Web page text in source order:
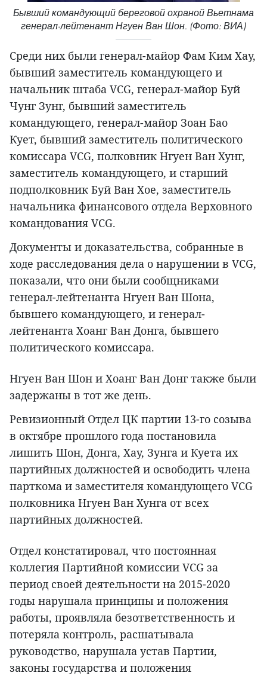
Бывший командующий береговой охраной Вьетнама
генерал-лейтенант Нгуен Ван Шон. (Фото: ВИА)
Среди них были генерал-майор Фам Ким Хау,
бывший заместитель командующего и
начальник штаба VCG, генерал-майор Буй
Чунг Зунг, бывший заместитель
командующего, генерал-майор Зоан Бао
Кует, бывший заместитель политического
комиссара VCG, полковник Нгуен Ван Хунг,
заместитель командующего, и старший
подполковник Буй Ван Хое, заместитель
начальника финансового отдела Верховного
командования VCG.
Документы и доказательства, собранные в
ходе расследования дела о нарушении в VCG,
показали, что они были сообщниками
генерал-лейтенанта Нгуен Ван Шона,
бывшего командующего, и генерал-
лейтенанта Хоанг Ван Донга, бывшего
политического комиссара.
Нгуен Ван Шон и Хоанг Ван Донг также были
задержаны в тот же день.
Ревизионный Отдел ЦК партии 13-го созыва
в октябре прошлого года постановила
лишить Шон, Донга, Хау, Зунга и Куета их
партийных должностей и освободить члена
парткома и заместителя командующего VCG
полковника Нгуен Ван Хунга от всех
партийных должностей.
Отдел констатировал, что постоянная
коллегия Партийной комиссии VCG за
период своей деятельности на 2015-2020
годы нарушала принципы и положения
работы, проявляла безответственность и
потеряла контроль, расшатывала
руководство, нарушала устав Партии,
законы государства и положения